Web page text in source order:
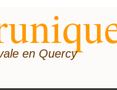
en Quercy